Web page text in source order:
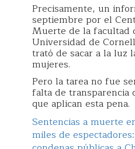
Precisamente, un
septiembre por el
Muerte de la facultad
Universidad de
trató de sacar a la luz
mujeres.
Pero la tarea no fue
falta de transparencia
que aplican esta pena.
Sentencias a muerte
miles de